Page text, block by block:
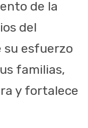
de la
del
su esfuerzo
familias,
y fortalece